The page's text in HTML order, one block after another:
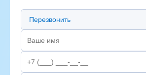
Предпочтительный способ связи